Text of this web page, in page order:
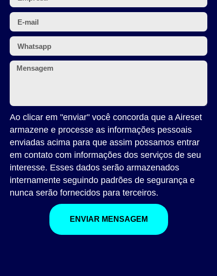
Ao clicar em "enviar" você concorda que a Aireset
armazene e processe as informações pessoais
enviadas acima para que assim possamos entrar
em contato com informações dos serviços de seu
interesse. Esses dados serão armazenados
internamente seguindo padrões de segurança e
nunca serão fornecidos para terceiros.
ENVIAR MENSAGEM